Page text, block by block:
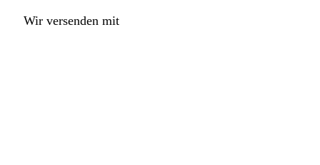
Wir versenden mit